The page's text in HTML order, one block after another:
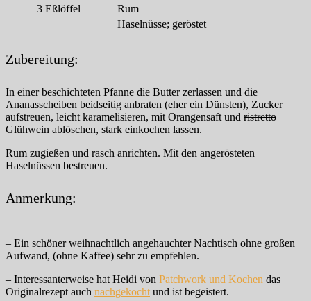
3 Eßlöffel
Rum
Haselnüsse; geröstet
Zubereitung:
In einer beschichteten Pfanne die Butter zerlassen und die
Ananasscheiben beidseitig anbraten (eher ein Dünsten), Zucker
aufstreuen, leicht karamelisieren, mit Orangensaft und ristretto
Glühwein ablöschen, stark einkochen lassen.
Rum zugießen und rasch anrichten. Mit den angerösteten
Haselnüssen bestreuen.
Anmerkung:
– Ein schöner weihnachtlich angehauchter Nachtisch ohne großen
Aufwand, (ohne Kaffee) sehr zu empfehlen.
– Interessanterweise hat Heidi von Patchwork und Kochen das
Originalrezept auch nachgekocht und ist begeistert.